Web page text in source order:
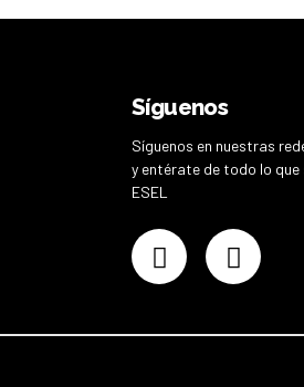
Síguenos
Síguenos en nuestras
y entérate de todo lo que
ESEL